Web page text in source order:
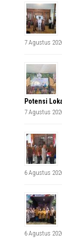
7 Agustus
Potensi
7 Agustus
6 Agustus
6 Agustus